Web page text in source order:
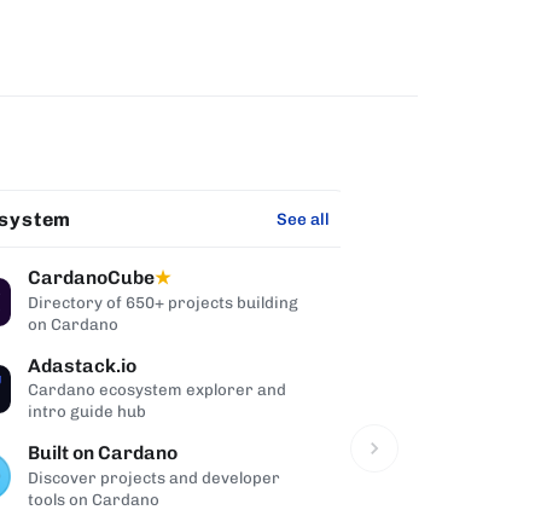
See all
CardanoCube★
Directory of 650+ projects building
on Cardano
Adastack.io
Cardano ecosystem explorer and
intro guide hub
Built on Cardano
Discover projects and developer
tools on Cardano